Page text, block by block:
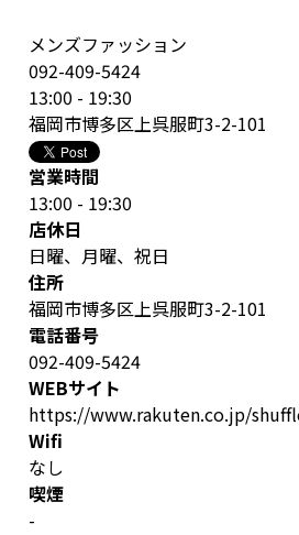
メンズファッション
092-409-5424
13:00 - 19:30
福岡市博多区上呉服町3-2-101
営業時間
13:00 - 19:30
店休日
日曜、月曜、祝日
住所
福岡市博多区上呉服町3-2-101
電話番号
092-409-5424
WEBサイト
https://www.rakuten.co.jp/
Wifi
なし
喫煙
-